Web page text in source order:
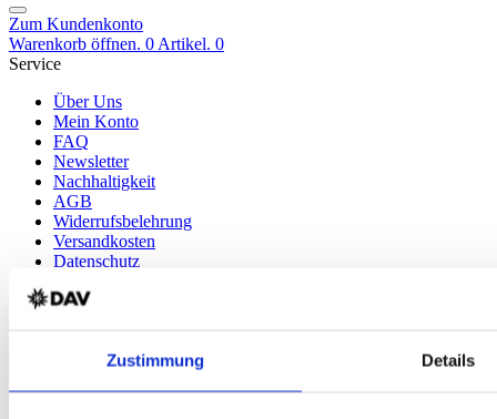
Zustimmung Details
Zum Kundenkonto
Warenkorb öffnen. 0 Artikel. 0
Service
Über Uns
Mein Konto
FAQ
Newsletter
Nachhaltigkeit
AGB
Widerrufsbelehrung
Versandkosten
Datenschutz
Erklärung zur Barrierefreiheit
Karten & Bücher